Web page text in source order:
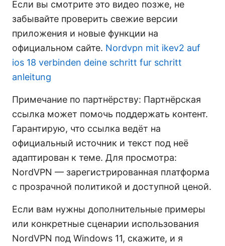
Если вы смотрите это видео позже, не
забывайте проверить свежие версии
приложения и новые функции на
официальном сайте. Nordvpn mit ikev2 auf
ios 18 verbinden deine schritt fur schritt
anleitung
Примечание по партнёрству: Партнёрская
ссылка может помочь поддержать контент.
Гарантирую, что ссылка ведёт на
официальный источник и текст под неё
адаптирован к теме. Для просмотра:
NordVPN — зарегистрированная платформа
с прозрачной политикой и доступной ценой.
Если вам нужны дополнительные примеры
или конкретные сценарии использования
NordVPN под Windows 11, скажите, и я